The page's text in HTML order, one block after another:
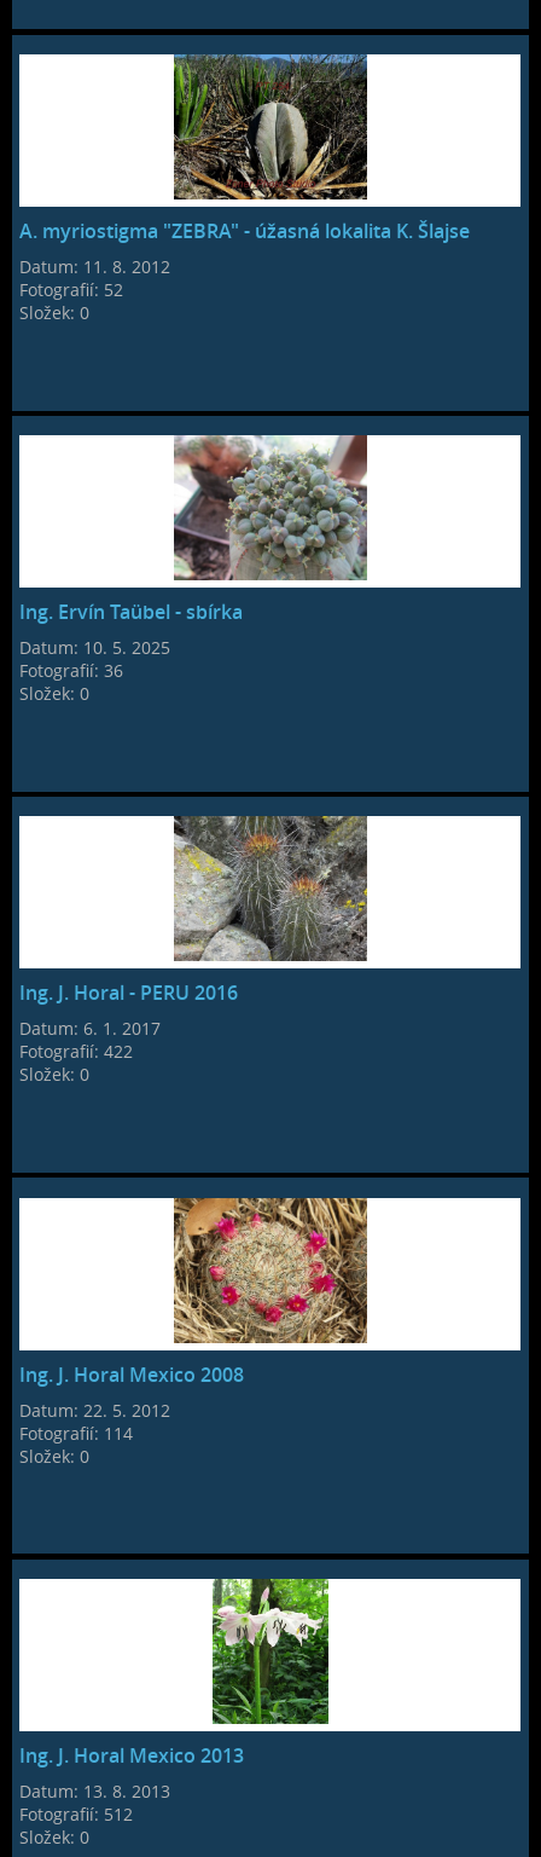
A. myriostigma "ZEBRA" - úžasná lokalita K. Šlajse
Datum: 11. 8. 2012
Fotografií: 52
Složek:0
Ing. Ervín Taübel - sbírka
Datum: 10. 5. 2025
Fotografií:36
Složek:0
Ing. J. Horal - PERU 2016
Datum:6. 1. 2017
Fotografií:422
Složek:0
Ing. J. Horal Mexico 2008
Datum: 22. 5. 2012
Fotografií: 114
Složek:0
Ing. J. Horal Mexico 2013
Datum: 13. 8. 2013
Fotografií: 512
Složek:0